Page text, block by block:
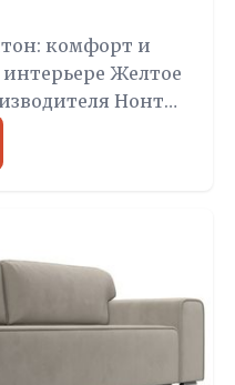
комфорт и
Желтое
Нонт…